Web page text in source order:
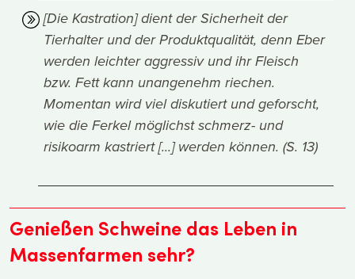
[Die Kastration] dient der Sicherheit der
Tierhalter und der Produktqualität, denn Eber
werden leichter aggressiv und ihr Fleisch
bzw. Fett kann unangenehm riechen.
Momentan wird viel diskutiert und geforscht,
wie die Ferkel möglichst schmerz- und
risikoarm kastriert [...] werden können. (S. 13)
Genießen Schweine das Leben in
Massenfarmen sehr?